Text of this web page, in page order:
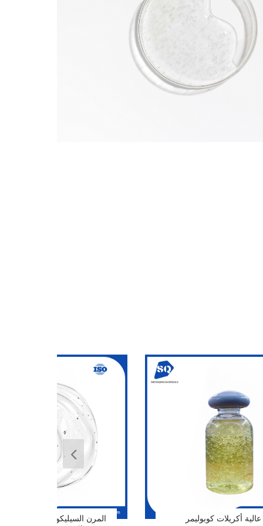
أكريلات كوبوليمر
المرن السيليكون